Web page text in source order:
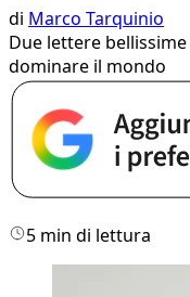
di Marco Tarquinio
Due lettere
dominare il mondo
5 min di lettura